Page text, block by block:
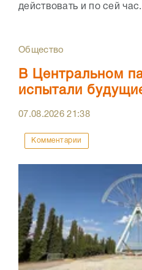
действовать и по сей
Общество
В Центральном
испытали
07.08.202621:38
Комментарии